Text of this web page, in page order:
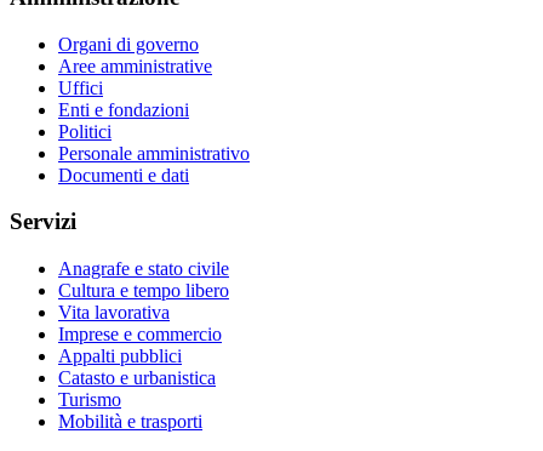
Organi di governo
Aree amministrative
Uffici
Enti e fondazioni
Politici
Personale amministrativo
Documenti e dati
Servizi
Anagrafe e stato civile
Cultura e tempo libero
Vita lavorativa
Imprese e commercio
Appalti pubblici
Catasto e urbanistica
Turismo
Mobilità e trasporti